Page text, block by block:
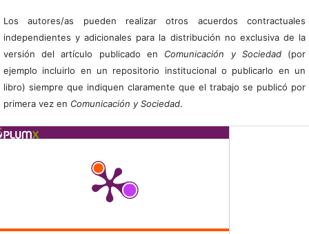
Los autores/as pueden realizar otros acuerdos contractuales
independientes y adicionales para la distribución no exclusiva de la
versión del artículo publicado en Comunicación y Sociedad(por
ejemplo incluirlo en un repositorio institucional o publicarlo en un
libro) siempre que indiquen claramente que el trabajo se publicó por
primera vez en Comunicación y Sociedad.